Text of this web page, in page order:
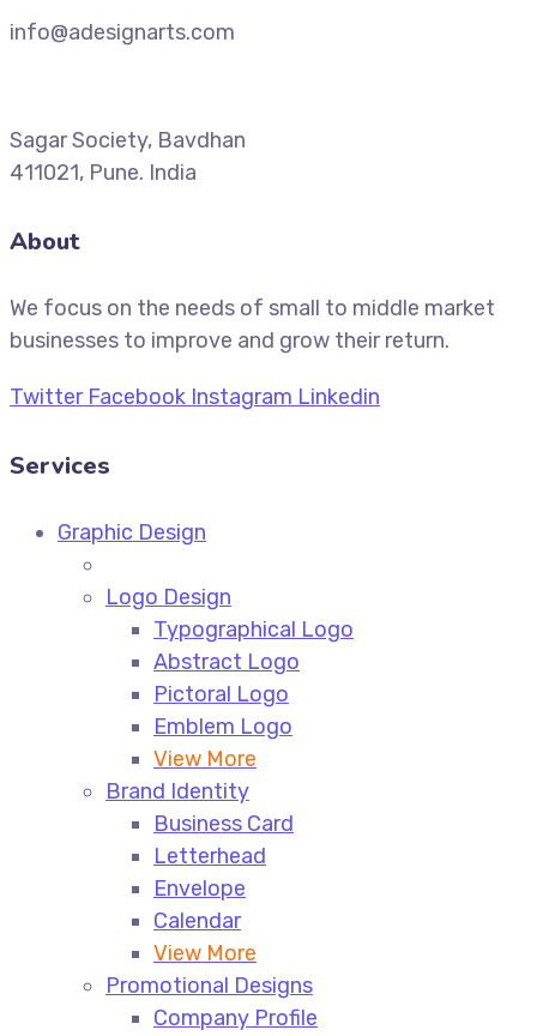
info@adesignarts.com
Sagar Society, Bavdhan
411021, Pune. India
About
We focus on the needs of small to middle market
businesses to improve and grow their return.
Twitter Facebook Instagram Linkedin
Services
Graphic Design
Logo Design
Typographical Logo
Abstract Logo
Pictoral Logo
Emblem Logo
View More
Brand Identity
Business Card
Letterhead
Envelope
Calendar
View More
Promotional Designs
Company Profile